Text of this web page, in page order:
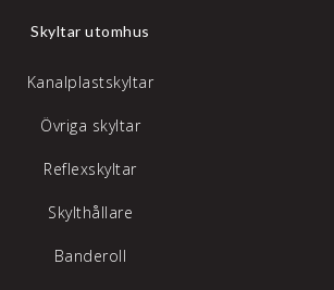
Skyltar utomhus
Kanalplastskyltar
Övriga skyltar
Reflexskyltar
Skylthållare
Banderoll